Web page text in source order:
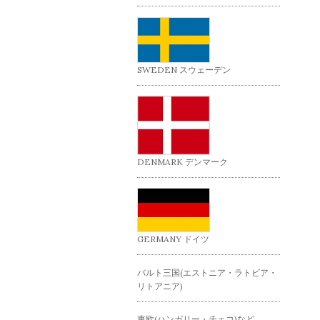
SWEDEN スウェーデン
DENMARK デンマーク
GERMANY ドイツ
バルト三国(エストニア・ラトビア・
リトアニア)